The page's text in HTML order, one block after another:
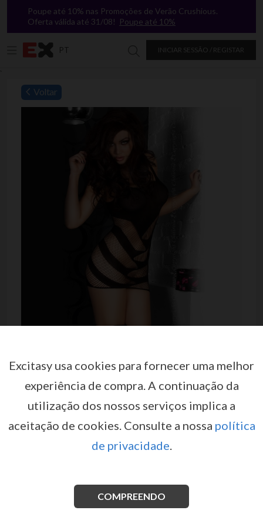
`
Poupe até 10% nas Promoções de Verão Crushious.
Oferta válida até 31/08! Poupe até 10%
PT INICIAR SESSÃO / REGISTAR
Procurar na Excitasy
Voltar
VESTIDO CR-3424 PRETO
EX01975
Um bonito mini-vestido em tecido elástico macio, que
caracterizada pelas aberturas sensuais na frente e nas
costas. As alças finas e ombros nus completam este
Excitasy usa cookies para fornecer uma melhor
experiência de compra.A continuação da
utilização dos nossos serviços implica a
aceitação de cookies.Consulte a nossa política
de privacidade.
COMPREENDO